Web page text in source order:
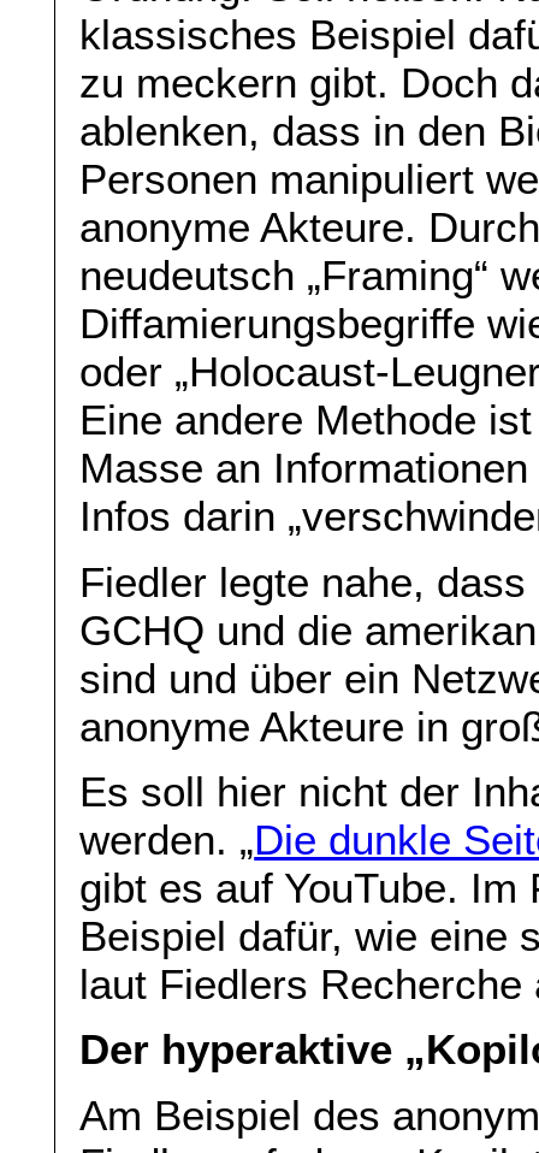
klassisches Beispiel
zu meckern gibt. Doch
ablenken, dass in den
Personen manipuliert
anonyme Akteure.
neudeutsch „Framing“
Diffamierungsbegriffe
oder „Holocaust-
Eine andere Methode
Masse an
Infos darin
Fiedler legte nahe,
GCHQ und die
sind und über ein
anonyme Akteure in
Es soll hier nicht der
werden. „Die dunkle
gibt es auf YouTube.
Beispiel dafür, wie eine
laut Fiedlers Recherche
Der hyperaktive
Am Beispiel des